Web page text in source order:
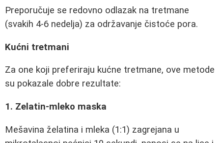
Preporučuje se redovno odlazak na tretmane
(svakih 4-6 nedelja) za održavanje čistoće pora.
Kućni tretmani
Za one koji preferiraju kućne tretmane, ove metode
su pokazale dobre rezultate:
1. Zelatin-mleko maska
Mešavina želatina i mleka (1:1) zagrejana u